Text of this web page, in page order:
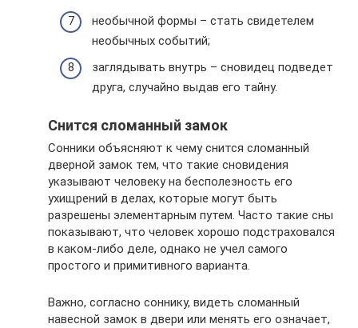
необычной формы – стать свидетелем
необычных событий;
заглядывать внутрь – сновидец подведет
друга, случайно выдав его тайну.
Снится сломанный замок
Сонники объясняют к чему снится сломанный
дверной замок тем, что такие сновидения
указывают человеку на бесполезность его
ухищрений в делах, которые могут быть
разрешены элементарным путем. Часто такие сны
показывают, что человек хорошо подстраховался
в каком-либо деле, однако не учел самого
простого и примитивного варианта.
Важно, согласно соннику, видеть сломанный
навесной замок в двери или менять его означает,